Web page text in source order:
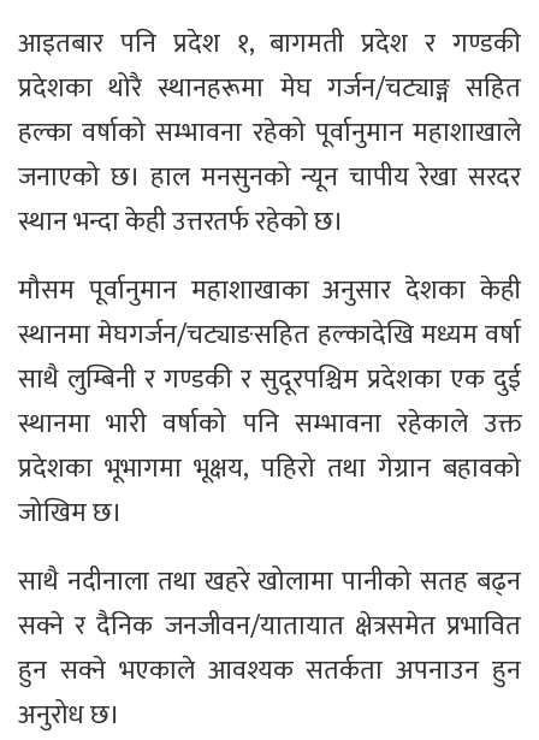
आइतबार पनि प्रदेश १, बागमती प्रदेश र गण्डकी
प्रदेशका थोरै स्थानहरूमा मेघ गर्जन/चट्याङ्ग सहित
हल्का वर्षाको सम्भावना रहेको पूर्वानुमान महाशाखाले
जनाएको छ। हाल मनसुनको न्यून चापीय रेखा सरदर
स्थान भन्दा केही उत्तरतर्फ रहेको छ।
मौसम पूर्वानुमान महाशाखाका अनुसार देशका केही
स्थानमा मेघगर्जन/चट्याङसहित हल्कादेखि मध्यम वर्षा
साथै लुम्बिनी र गण्डकी र सुदूरपश्चिम प्रदेशका एक दुई
स्थानमा भारी वर्षाको पनि सम्भावना रहेकाले उक्त
प्रदेशका भूभागमा भूक्षय, पहिरो तथा गेग्रान बहावको
जोखिम छ।
साथै नदीनाला तथा खहरे खोलामा पानीको सतह बढ्न
सक्ने र दैनिक जनजीवन/यातायात क्षेत्रसमेत प्रभावित
हुन सक्ने भएकाले आवश्यक सतर्कता अपनाउन हुन
अनुरोध छ।